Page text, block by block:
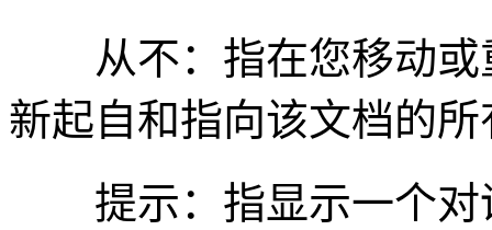
从不：指在您移动或
新起自和指向该文档的
提示：指显示一个对